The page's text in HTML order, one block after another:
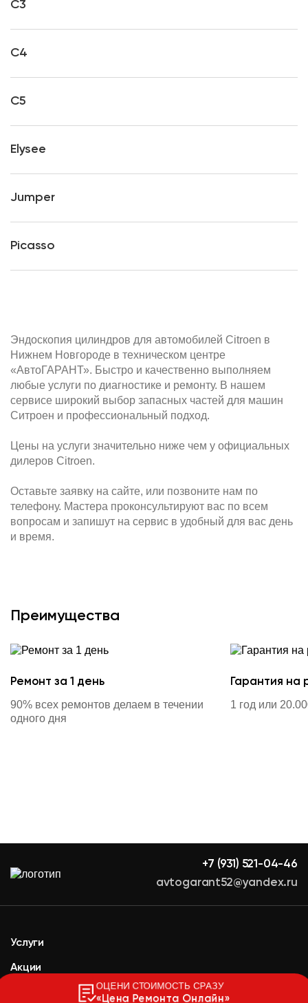
C3
C4
C5
Elysee
Jumper
Picasso
Эндоскопия цилиндров для автомобилей Citroen в
Нижнем Новгороде в техническом центре
«АвтоГАРАНТ». Быстро и качественно выполняем
любые услуги по диагностике и ремонту. В нашем
сервисе широкий выбор запасных частей для машин
Ситроен и профессиональный подход.
Цены на услуги значительно ниже чем у официальных
дилеров Citroen.
Оставьте заявку на сайте, или позвоните нам по
телефону. Мастера проконсультируют вас по всем
вопросам и запишут на сервис в удобный для вас день
и время.
Преимущества
Ремонт за 1 день
90% всех ремонтов делаем в течении
одного дня
Гарантия на
1 год или
+7 (931) 521-04-46
avtogarant52@yandex.ru
Услуги
Акции
ОЦЕНИ СТОИМОСТЬ СРАЗУ
«Цена Ремонта Онлайн»